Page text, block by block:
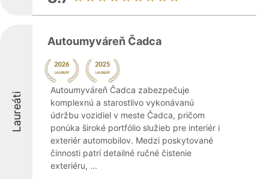
Laureáti
Autoumyváreň Čadca
Autoumyváreň Čadca zabezpečuje
komplexnú a starostlivo vykonávanú
údržbu vozidiel v meste Čadca, pričom
ponúka široké portfólio služieb pre interiér i
exteriér automobilov. Medzi poskytované
činnosti patrí detailné ručné čistenie
exteriéru, ...